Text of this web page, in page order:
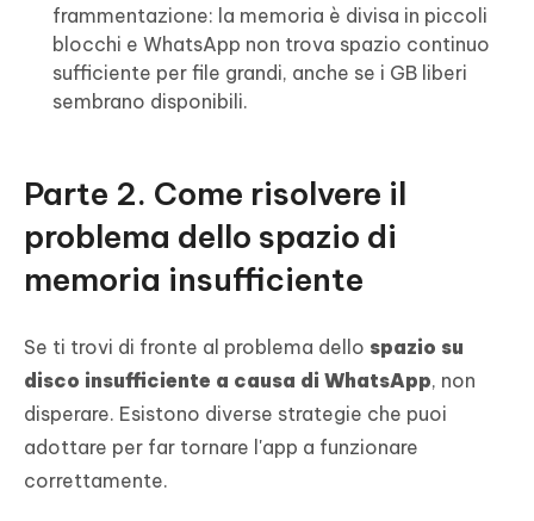
frammentazione: la memoria è divisa in piccoli
blocchi e WhatsApp non trova spazio continuo
sufficiente per file grandi, anche se i GB liberi
sembrano disponibili.
Parte 2. Come risolvere il
problema dello spazio di
memoria insufficiente
Se ti trovi di fronte al problema dello spazio su
disco insufficiente a causa di WhatsApp, non
disperare. Esistono diverse strategie che puoi
adottare per far tornare l'app a funzionare
correttamente.